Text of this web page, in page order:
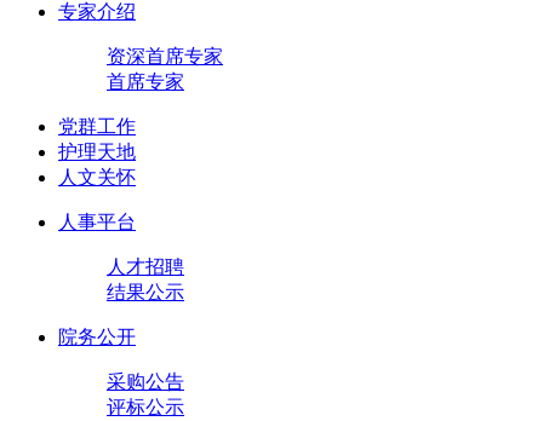
专家介绍
资深首席专家
首席专家
党群工作
护理天地
人文关怀
人事平台
人才招聘
结果公示
院务公开
采购公告
评标公示